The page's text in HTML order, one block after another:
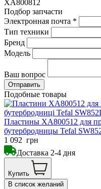
XA800812
Подбор запчасти
Электронная почта *
Тип техники
Бренд
Модель
Ваш вопрос
Подобные товары
Пластины XA800512 для
бутербродницы Tefal
1 092 грн
Доставка 2-4 дня
Купить
В список желаний